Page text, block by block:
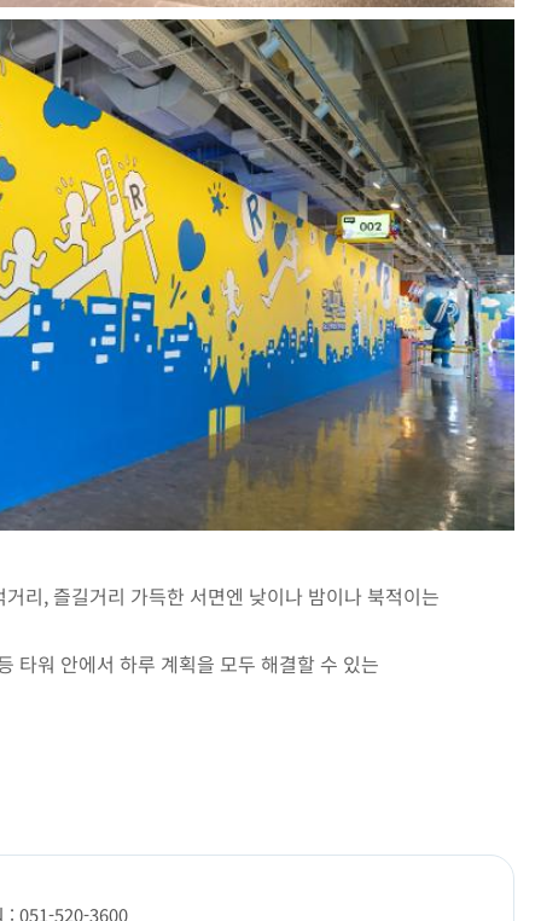
리, 즐길거리 가득한 서면엔 낮이나 밤이나 북적이는
타워 안에서 하루 계획을 모두 해결할 수 있는
: 051-520-3600